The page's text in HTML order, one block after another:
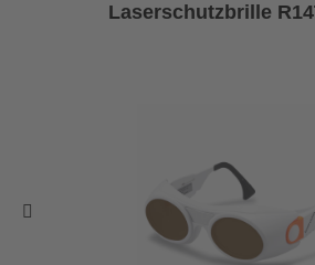
Laserschutzbrille